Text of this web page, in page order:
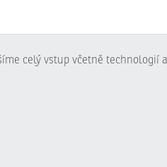
celý vstup včetně technologií